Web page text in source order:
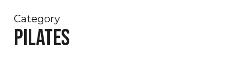
Category
Pilates